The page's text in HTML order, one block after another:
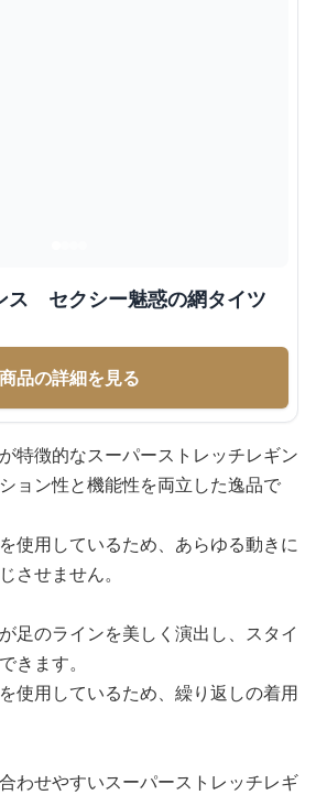
ス セクシー魅惑の網タイツ
商品の詳細を見る
特徴的なスーパーストレッチレギン
ョン性と機能性を両立した逸品で
使用しているため、あらゆる動きに
させません。
足のラインを美しく演出し、スタイ
きます。
使用しているため、繰り返しの着用
わせやすいスーパーストレッチレギ